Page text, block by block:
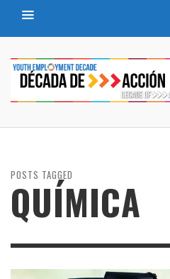
POSTS TAGGED
QUÍMICA